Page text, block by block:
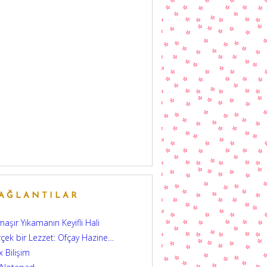
Yıkamanın Keyifli Hali
bir Lezzet: Ofçay Hazine…
Bilişim